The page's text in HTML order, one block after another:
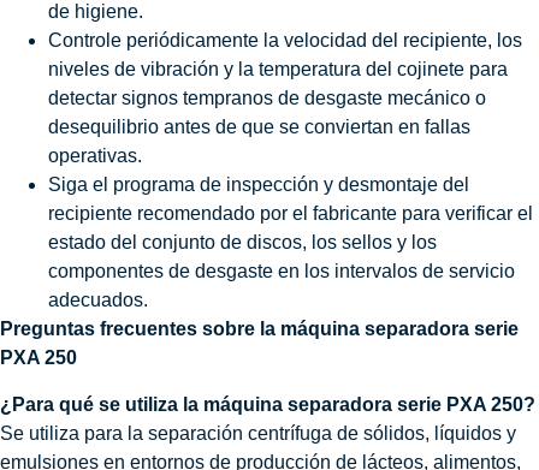
de higiene.
Controle periódicamente la velocidad del recipiente, los
niveles de vibración y la temperatura del cojinete para
detectar signos tempranos de desgaste mecánico o
desequilibrio antes de que se conviertan en fallas
operativas.
Siga el programa de inspección y desmontaje del
recipiente recomendado por el fabricante para verificar el
estado del conjunto de discos, los sellos y los
componentes de desgaste en los intervalos de servicio
adecuados.
Preguntas frecuentes sobre la máquina separadora serie
PXA 250
¿Para qué se utiliza la máquina separadora serie PXA 250?
Se utiliza para la separación centrífuga de sólidos, líquidos y
emulsiones en entornos de producción de lácteos, alimentos,